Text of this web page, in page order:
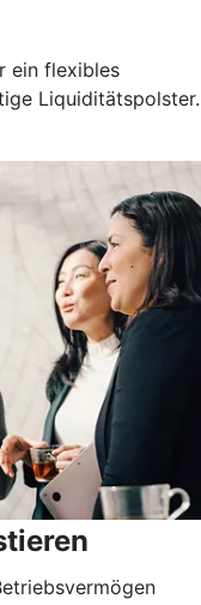
ein flexibles
Liquiditätspolster.